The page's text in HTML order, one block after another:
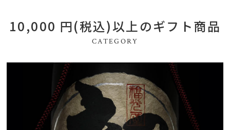
10,000 円(税込)以上のギフト商品
CATEGORY